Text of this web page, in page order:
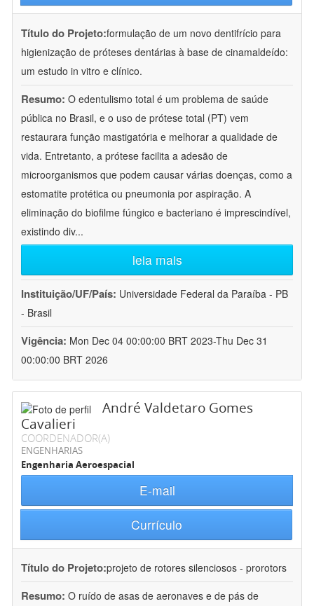
Título do Projeto:formulação de um novo dentifrício para
higienização de próteses dentárias à base de cinamaldeído:
um estudo in vitro e clínico.
Resumo: O edentulismo total é um problema de saúde
pública no Brasil, e o uso de prótese total (PT) vem
restaurara função mastigatória e melhorar a qualidade de
vida. Entretanto, a prótese facilita a adesão de
microorganismos que podem causar várias doenças, como a
estomatite protética ou pneumonia por aspiração. A
eliminação do biofilme fúngico e bacteriano é imprescindível,
existindo div...
leia mais
Instituição/UF/País: Universidade Federal da Paraíba - PB
- Brasil
Vigência: Mon Dec 04 00:00:00 BRT 2023-Thu Dec 31
00:00:00 BRT 2026
André Valdetaro Gomes
Cavalieri
COORDENADOR(A)
ENGENHARIAS
Engenharia Aeroespacial
E-mail
Currículo
Título do Projeto:projeto de rotores silenciosos - prorotors
Resumo: O ruído de asas de aeronaves e de pás de